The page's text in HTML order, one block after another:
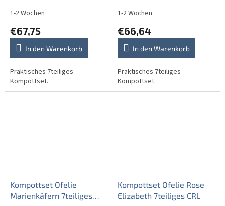
1-2 Wochen
€67,75
In den Warenkorb
Praktisches 7teiliges
Kompottset.
1-2 Wochen
€66,64
In den Warenkorb
Praktisches 7teiliges
Kompottset.
Kompottset Ofelie
Marienkäfern 7teiliges
Kompottset Ofelie Rose
Elizabeth 7teiliges CRL